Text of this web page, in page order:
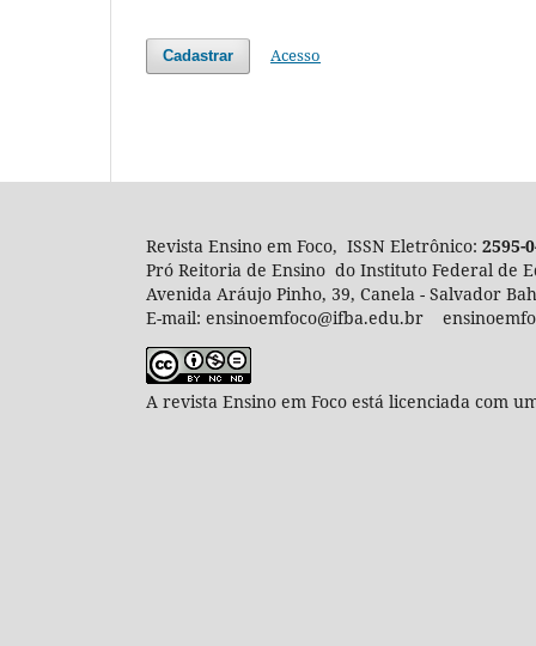
Cadastrar Acesso
Revista Ensino em Foco, ISSN Eletrônico: 2595-
Pró Reitoria de Ensino do Instituto Federal de
Avenida Aráujo Pinho, 39, Canela - Salvador
E-mail: ensinoemfoco@ifba.edu.br
A revista Ensino em Foco está licenciada com